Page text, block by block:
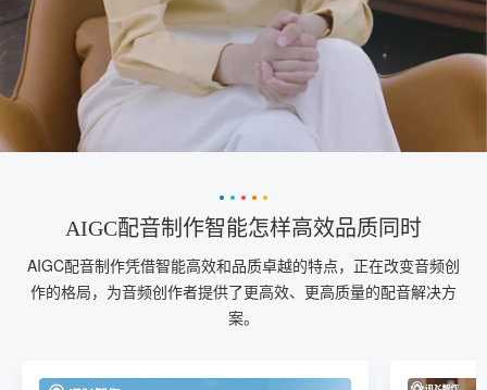
AIGC配音制作智能怎样高效品质同时
AIGC配音制作凭借智能高效和品质卓越的特点，正在改变音频创
作的格局，为音频创作者提供了更高效、更高质量的配音解决方
案。